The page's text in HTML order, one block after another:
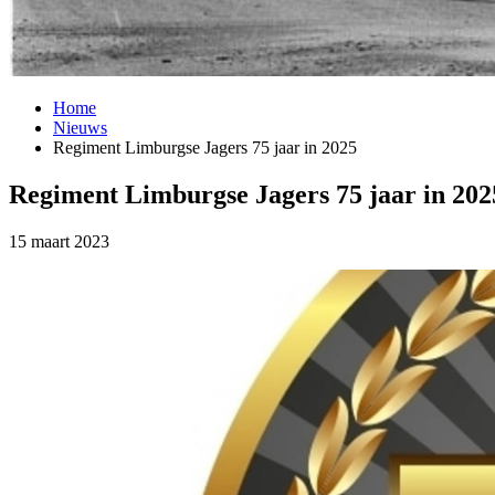
Home
Nieuws
Regiment Limburgse Jagers 75 jaar in 2025
Regiment Limburgse Jagers 75 jaar in
15 maart 2023